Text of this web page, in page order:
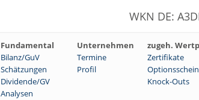
WKN DE:
Fundamental Unternehmen zugeh.
Bilanz/GuV Termine Zertifikate
Schätzungen Profil
Dividende/GV
Knock-Outs
Analysen